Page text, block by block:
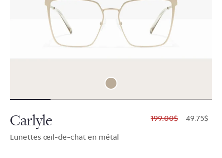
Carlyle
Lunettes œil-de-chat en métal
$199.00 $49.75